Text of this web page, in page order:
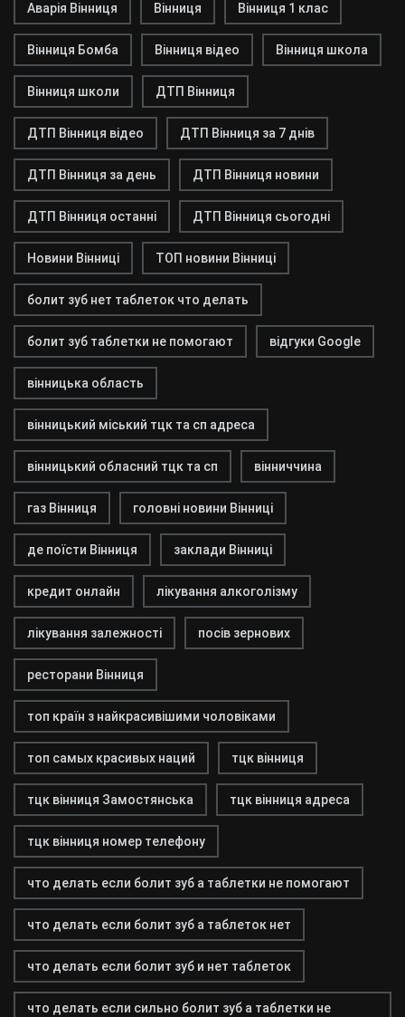
Аварія Вінниця Вінниця Вінниця 1 клас
Вінниця Бомба Вінниця відео Вінниця школа
Вінниця школи ДТП Вінниця
ДТП Вінниця відео ДТП Вінниця за 7 днів
ДТП Вінниця за день ДТП Вінниця новини
ДТП Вінниця останні ДТП Вінниця сьогодні
Новини Вінниці ТОП новини Вінниці
болит зуб нет таблеток что делать
болит зуб таблетки не помогают відгуки Google
вінницька область
вінницький міський тцк та сп адреса
вінницький обласний тцк та сп вінниччина
газ Вінниця головні новини Вінниці
де поїсти Вінниця заклади Вінниці
кредит онлайн лікування алкоголізму
лікування залежності посів зернових
ресторани Вінниця
топ країн з найкрасивішими чоловіками
топ самых красивых наций тцк вінниця
тцк вінниця Замостянська тцк вінниця адреса
тцк вінниця номер телефону
что делать если болит зуб а таблетки не помогают
что делать если болит зуб а таблеток нет
что делать если болит зуб и нет таблеток
что делать если сильно болит зуб а таблетки не